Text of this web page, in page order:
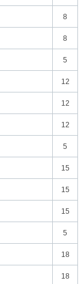
8
8
5
12
12
12
5
15
15
15
5
18
18